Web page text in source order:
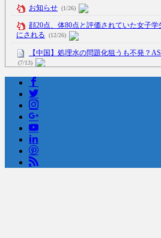
お知らせ (1/26)
顔20点、体80点と評価されていた女子
にされる
(12/26)
【中国】処理水の問題化狙うも不発？
(7/13)
Powered by livedoor 相互RSS